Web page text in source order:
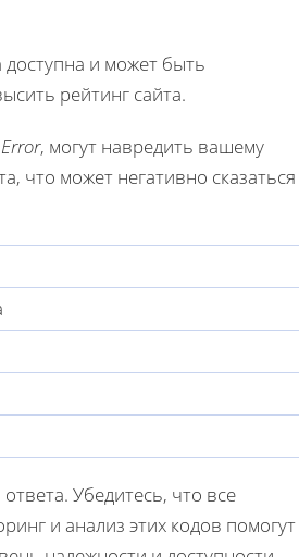
и может быть
рейтинг сайта.
, могут навредить вашему
что может негативно сказаться
Убедитесь, что все
и анализ этих кодов помогут